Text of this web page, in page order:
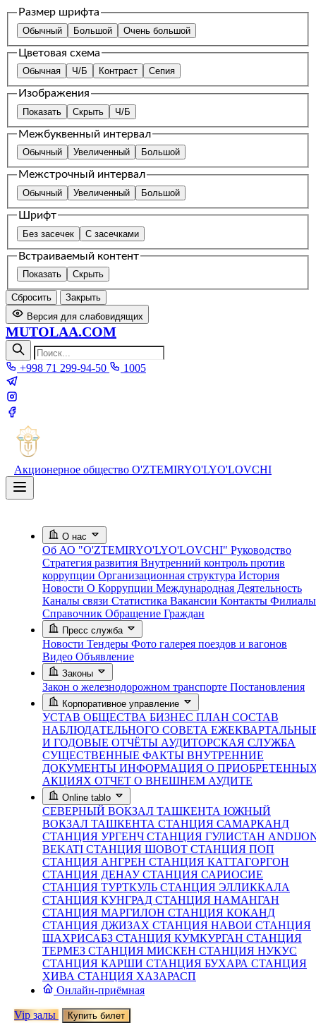
Размер шрифта
Обычный Большой Очень большой
Цветовая схема
Обычная Ч/Б Контраст Сепия
Изображения
Показать Скрыть Ч/Б
Межбуквенный интервал
Обычный Увеличенный Большой
Межстрочный интервал
Обычный Увеличенный Большой
Шрифт
Без засечек С засечками
Встраиваемый контент
Показать Скрыть
Сбросить
Закрыть
Версия для слабовидящих
MUTOLAA.COM
+998 71 299-94-50 1005
Акционерное общество O'ZTEMIRYO'LYO'LOVCHI
О нас
Об АО "O'ZTEMIRYO'LYO'LOVCHI" Руководство
Стратегия развития Внутренний контроль против
коррупции Организационная структура История
Новости О Коррупции Международная Деятельность
Каналы связи Статистика Вакансии Контакты Филиалы
Справочник Обращение Граждан
Пресс служба
Новости Тендеры Фото галерея поездов и вагонов
Видео Объявление
Законы
Закон о железнодорожном транспорте Постановления
Корпоративное управление
УСТАВ ОБЩЕСТВА БИЗНЕС ПЛАН СОСТАВ
НАБЛЮДАТЕЛЬНОГО СОВЕТА
И ГОДОВЫЕ ОТЧЁТЫ АУДИТОРСКАЯ СЛУЖБА
СУЩЕСТВЕННЫЕ ФАКТЫ ВНУТРЕННИЕ
ДОКУМЕНТЫ ИНФОРМАЦИЯ О
АКЦИЯХ ОТЧЕТ О ВНЕШНЕМ АУДИТЕ
Online tablo
СЕВЕРНЫЙ ВОКЗАЛ ТАШКЕНТА ЮЖНЫЙ
ВОКЗАЛ ТАШКЕНТА СТАНЦИЯ САМАРКАНД
СТАНЦИЯ УРГЕНЧ СТАНЦИЯ ГУЛИСТАН
BEKATI СТАНЦИЯ ШОВОТ СТАНЦИЯ ПОП
СТАНЦИЯ АНГРЕН СТАНЦИЯ КАТТАГОРГОН
СТАНЦИЯ ДЕНАУСТАНЦИЯ САРИОСИЕ
СТАНЦИЯ ТУРТКУЛЬ СТАНЦИЯ ЭЛЛИККАЛА
СТАНЦИЯ КУНГРАД СТАНЦИЯ НАМАНГАН
СТАНЦИЯ МАРГИЛОН СТАНЦИЯ КОКАНД
СТАНЦИЯ ДЖИЗАХ СТАНЦИЯ НАВОИ СТАНЦИЯ
ШАХРИСАБЗ СТАНЦИЯ КУМКУРГАН СТАНЦИЯ
ТЕРМЕЗ СТАНЦИЯ МИСКЕН СТАНЦИЯ НУКУС
СТАНЦИЯ КАРШИ СТАНЦИЯ БУХАРА СТАНЦИЯ
ХИВА СТАНЦИЯ ХАЗАРАСП
Онлайн-приёмная
Vip залы Купить билет